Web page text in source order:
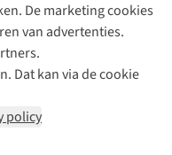
De marketing cookies
van advertenties.
Dat kan via de cookie
policy